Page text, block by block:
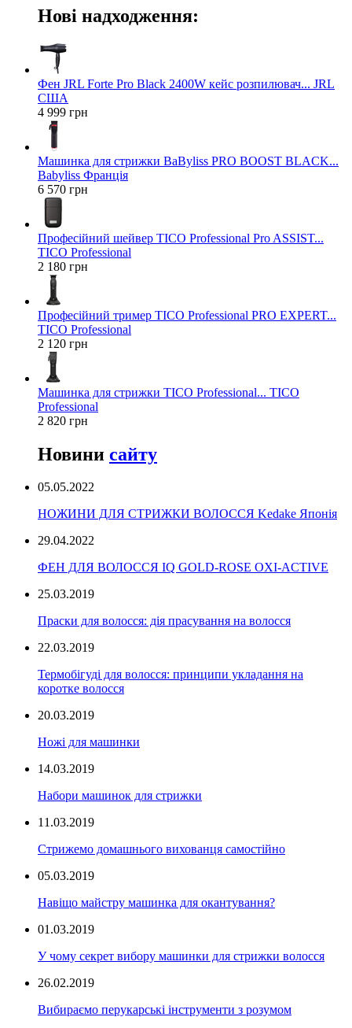
Нові надходження:
Фен JRL Forte Pro Black 2400W кейс розпилювач... JRL
США
4 999 грн
Машинка для стрижки BaByliss PRO BOOST BLACK...
Babyliss Франція
6 570 грн
Професійний шейвер TICO Professional Pro ASSIST...
TICO Professional
2 180 грн
Професійний тример TICO Professional PRO EXPERT...
TICO Professional
2 120 грн
Машинка для стрижки TICO Professional... TICO
Professional
2 820 грн
Новини сайту
05.05.2022
НОЖИНИ ДЛЯ СТРИЖКИ ВОЛОССЯ Kedake Японія
29.04.2022
ФЕН ДЛЯ ВОЛОССЯ IQ GOLD-ROSE OXI-ACTIVE
25.03.2019
Праски для волосся: дія прасування на волосся
22.03.2019
Термобігуді для волосся: принципи укладання на
коротке волосся
20.03.2019
Ножі для машинки
14.03.2019
Набори машинок для стрижки
11.03.2019
Стрижемо домашнього вихованця самостійно
05.03.2019
Навіщо майстру машинка для окантування?
01.03.2019
У чому секрет вибору машинки для стрижки волосся
26.02.2019
Вибираємо перукарські інструменти з розумом